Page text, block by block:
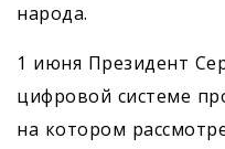
народа.
1 июня Президент
цифровой системе
на котором